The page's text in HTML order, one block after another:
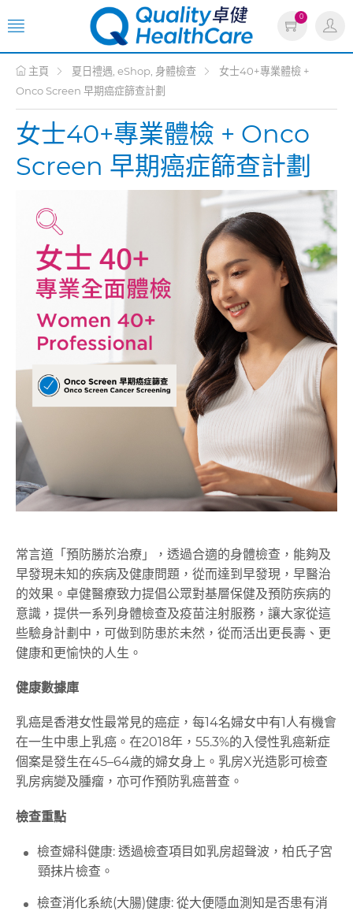
0
主頁 夏日禮遇, eShop, 身體檢查
女士40+專業體檢 +
Onco Screen 早期癌症篩查計劃
女士40+專業體檢 + Onco
Screen 早期癌症篩查計劃
常言道「預防勝於治療」，透過合適的身體檢查，能夠及
早發現未知的疾病及健康問題，從而達到早發現，早醫治
的效果。卓健醫療致力提倡公眾對基層保健及預防疾病的
意識，提供一系列身體檢查及疫苗注射服務，讓大家從這
些驗身計劃中，可做到防患於未然，從而活出更長壽、更
健康和更愉快的人生。
健康數據庫
乳癌是香港女性最常見的癌症，每14名婦女中有1人有機會
在一生中患上乳癌。在2018年，55.3%的入侵性乳癌新症
個案是發生在45–64歲的婦女身上。乳房X光造影可檢查
乳房病變及腫瘤，亦可作預防乳癌普查。
檢查重點
檢查婦科健康: 透過檢查項目如乳房超聲波，柏氏子宮
頸抹片檢查。
檢查消化系統(大腸)健康: 從大便隱血測知是否患有消